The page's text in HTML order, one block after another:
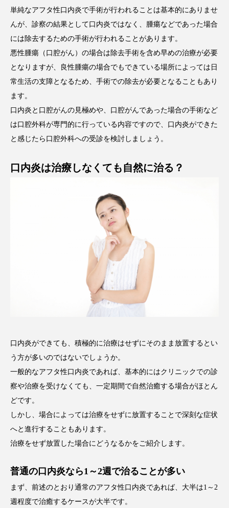
単純なアフタ性口内炎で手術が行われることは基本的にありませ
んが、診察の結果として口内炎ではなく、腫瘍などであった場合
には除去するための手術が行われることがあります。
悪性腫瘍（口腔がん）の場合は除去手術を含め早めの治療が必要
となりますが、良性腫瘍の場合でもできている場所によっては日
常生活の支障となるため、手術での除去が必要となることもあり
ます。
口内炎と口腔がんの見極めや、口腔がんであった場合の手術など
は口腔外科が専門的に行っている内容ですので、口内炎ができた
と感じたら口腔外科への受診を検討しましょう。
口内炎は治療しなくても自然に治る？
口内炎ができても、積極的に治療はせずにそのまま放置するとい
う方が多いのではないでしょうか。
一般的なアフタ性口内炎であれば、基本的にはクリニックでの診
察や治療を受けなくても、一定期間で自然治癒する場合がほとん
どです。
しかし、場合によっては治療をせずに放置することで深刻な症状
へと進行することもあります。
治療をせず放置した場合にどうなるかをご紹介します。
普通の口内炎なら1～2週で治ることが多い
まず、前述のとおり通常のアフタ性口内炎であれば、大半は1～2
週程度で治癒するケースが大半です。